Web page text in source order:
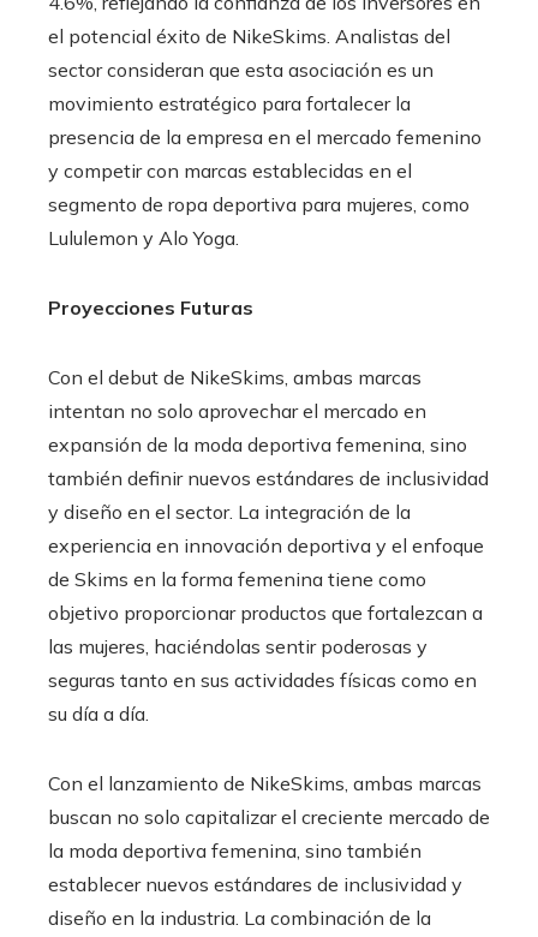
el potencial éxito de NikeSkims. Analistas del
sector consideran que esta asociación es un
movimiento estratégico para fortalecer la
presencia de la empresa en el mercado femenino
y competir con marcas establecidas en el
segmento de ropa deportiva para mujeres, como
Lululemon y Alo Yoga.
Proyecciones Futuras
Con el debut de NikeSkims, ambas marcas
intentan no solo aprovechar el mercado en
expansión de la moda deportiva femenina, sino
también definir nuevos estándares de inclusividad
y diseño en el sector. La integración de la
experiencia en innovación deportiva y el enfoque
de Skims en la forma femenina tiene como
objetivo proporcionar productos que fortalezcan a
las mujeres, haciéndolas sentir poderosas y
seguras tanto en sus actividades físicas como en
su día a día.
Con el lanzamiento de NikeSkims, ambas marcas
buscan no solo capitalizar el creciente mercado de
la moda deportiva femenina, sino también
establecer nuevos estándares de inclusividad y
diseño en la industria. La combinación de la